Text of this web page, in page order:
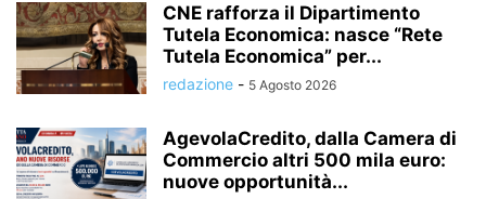
CNE rafforza il Dipartimento
Tutela Economica: nasce “Rete
Tutela Economica” per...
redazione - 5 Agosto 2026
AgevolaCredito, dalla Camera di
Commercio altri 500 mila euro:
nuove opportunità...